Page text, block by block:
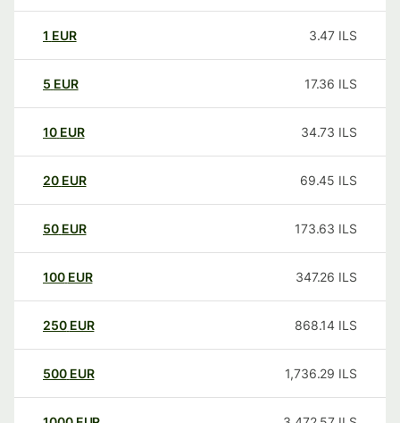
1 EUR 3.47 ILS
5 EUR 17.36 ILS
10 EUR 34.73 ILS
20 EUR 69.45 ILS
50 EUR 173.63 ILS
100 EUR 347.26 ILS
250 EUR 868.14 ILS
500 EUR 1,736.29 ILS